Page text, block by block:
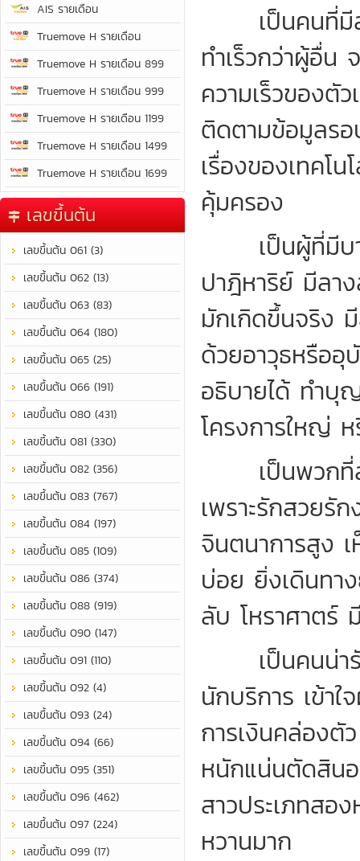
AIS รายเดือน
Truemove H รายเดือน
Truemove H รายเดือน 899
Truemove H รายเดือน 999
Truemove H รายเดือน 1199
Truemove H รายเดือน 1499
Truemove H รายเดือน 1699
เลขขึ้นต้น
เลขขึ้นต้น 061 (3)
เลขขึ้นต้น 062 (13)
เลขขึ้นต้น 063 (83)
เลขขึ้นต้น 064 (180)
เลขขึ้นต้น 065 (25)
เลขขึ้นต้น 066 (191)
เลขขึ้นต้น 080 (431)
เลขขึ้นต้น 081 (330)
เลขขึ้นต้น 082 (356)
เลขขึ้นต้น 083 (767)
เลขขึ้นต้น 084 (197)
เลขขึ้นต้น 085 (109)
เลขขึ้นต้น 086 (374)
เลขขึ้นต้น 088 (919)
เลขขึ้นต้น 090 (147)
เลขขึ้นต้น 091 (110)
เลขขึ้นต้น 092 (4)
เลขขึ้นต้น 093 (24)
เลขขึ้นต้น 094 (66)
เลขขึ้นต้น 095 (351)
เลขขึ้นต้น 096 (462)
เลขขึ้นต้น 097 (224)
เลขขึ้นต้น 099 (17)
เป็นคนที่มีส
ทำเร็วกว่าผู้อื่น
ความเร็วของตั
ติดตามข้อมูลรอ
เรื่องของเทคโ
คุ้มครอง
เป็นผู้ที่มีบาร
ปาฎิหาริย์ มีลา
มักเกิดขึ้นจริง
ด้วยอาวุธหรืออุ
อธิบายได้ ทำบุ
โครงการใหญ่
เป็นพวกที่สา
เพราะรักสวยรั
จินตนาการสูง
บ่อย ยิ่งเดินทา
ลับ โหราศาตร์
เป็นคนน่ารัก
นักบริการ เข้า
การเงินคล่องตั
หนักแน่นตัดสิน
สาวประเภทสอ
หวานมาก